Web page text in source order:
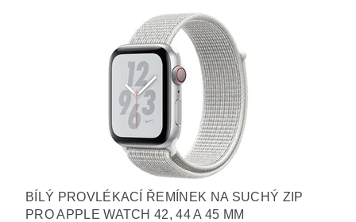
BÍLÝ PROVLÉKACÍ ŘEMÍNEK NA SUCHÝ ZIP
PRO APPLE WATCH 42, 44 A 45 MM